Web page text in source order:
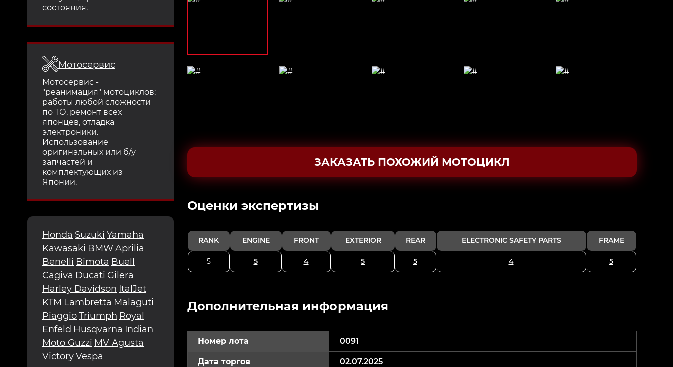
состояния.
Мотосервис
Мотосервис -
"реанимация" мотоциклов:
работы любой сложности
по ТО, ремонт всех
японцев, отладка
электроники.
Использование
оригинальных или б/у
запчастей и
комплектующих из
Японии.
Honda Suzuki Yamaha
Kawasaki BMWAprilia
Benelli Bimota Buell
Cagiva Ducati Gilera
Harley Davidson ItalJet
KTM Lambretta Malaguti
PiaggioTriumph Royal
Enfeld Husqvarna Indian
Moto Guzzi MV Agusta
VictoryVespa
ЗАКАЗАТЬ ПОХОЖИЙ МОТОЦИКЛ
Oценки экспертизы
RANK ENGINE FRONT EXTERIOR REAR ELECTRONIC SAFETY PARTS FRAME
5 5 4 5 5 4 5
Дополнительная информация
Номер лота 0091
Дата торгов 02.07.2025